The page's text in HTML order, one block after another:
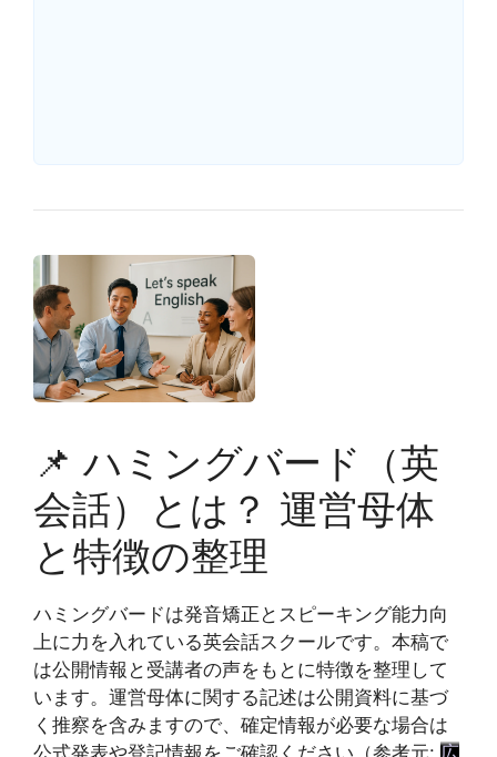
📌 ハミングバード（英
会話）とは？ 運営母体
と特徴の整理
ハミングバードは発音矯正とスピーキング能力向
上に力を入れている英会話スクールです。本稿で
は公開情報と受講者の声をもとに特徴を整理して
います。運営母体に関する記述は公開資料に基づ
く推察を含みますので、確定情報が必要な場合は
公式発表や登記情報をご確認ください（参考元: 広